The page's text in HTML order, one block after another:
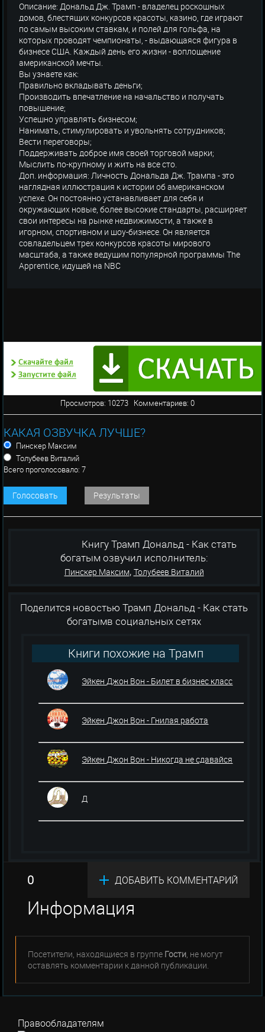
Описание: Дональд Дж. Трамп - владелец роскошных
домов, блестящих конкурсов красоты, казино, где играют
по самым высоким ставкам, и полей для гольфа, на
которых проводят чемпионаты, - выдающаяся фигура в
бизнесе США. Каждый день его жизни - воплощение
американской мечты.
Вы узнаете как:
Правильно вкладывать деньги;
Производить впечатление на начальство и получать
повышение;
Успешно управлять бизнесом;
Нанимать, стимулировать и увольнять сотрудников;
Вести переговоры;
Поддерживать доброе имя своей торговой марки;
Мыслить по-крупному и жить на все сто.
Доп. информация: Личность Дональда Дж. Трампа - это
наглядная иллюстрация к истории об американском
успехе. Он постоянно устанавливает для себя и
окружающих новые, более высокие стандарты, расширяет
свои интересы на рынке недвижимости, а также в
игорном, спортивном и шоу-бизнесе. Он является
совладельцем трех конкурсов красоты мирового
масштаба, а также ведущим популярной программы The
Apprentice, идущей на NBC
Просмотров: 10273 Комментариев: 0
КАКАЯ ОЗВУЧКА ЛУЧШЕ?
Пинскер Максим
Толубеев Виталий
Всего проголосовало: 7
Голосовать Результаты
Книгу Трамп Дональд - Как стать
богатым озвучил исполнитель:
Пинскер Максим, Толубеев Виталий
Поделится новостью Трамп Дональд - Как стать
богатымв социальных сетях
Книги похожие на Трамп
Дональд - Как стать богатым
Эйкен Джон Вон - Билет в бизнес класс
Эйкен Джон Вон - Гнилая работа
Эйкен Джон Вон - Никогда не сдавайся
Д
0 ДОБАВИТЬ КОММЕНТАРИЙ
Информация
Посетители, находящиеся в группе Гости, не могут
оставлять комментарии к данной публикации.
Правообладателям